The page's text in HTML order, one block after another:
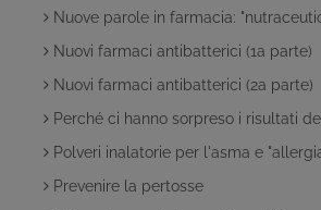
Nuove parole in farmacia:
Nuovi farmaci antibatterici (1a parte)
Nuovi farmaci antibatterici (2a parte)
Perché ci hanno sorpreso i risultati
Polveri inalatorie per l'asma e
Prevenire la pertosse